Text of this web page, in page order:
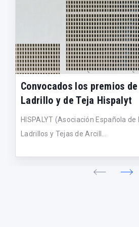
Convocados los premios
Ladrillo y de Teja Hispalyt
HISPALYT (Asociación Española
Ladrillos y Tejas de Arcill...